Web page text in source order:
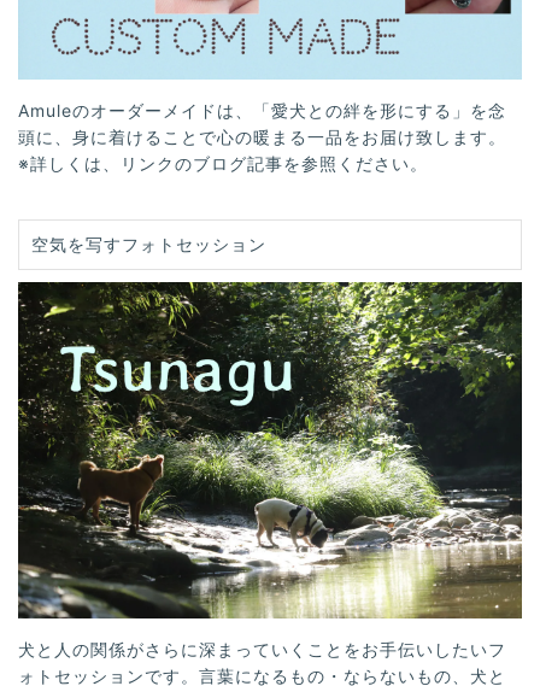
Amuleのオーダーメイドは、「愛犬との絆を形にする」を念
頭に、身に着けることで心の暖まる一品をお届け致します。
※詳しくは、リンクのブログ記事を参照ください。
空気を写すフォトセッション
犬と人の関係がさらに深まっていくことをお手伝いしたいフ
ォトセッションです。言葉になるもの・ならないもの、犬と